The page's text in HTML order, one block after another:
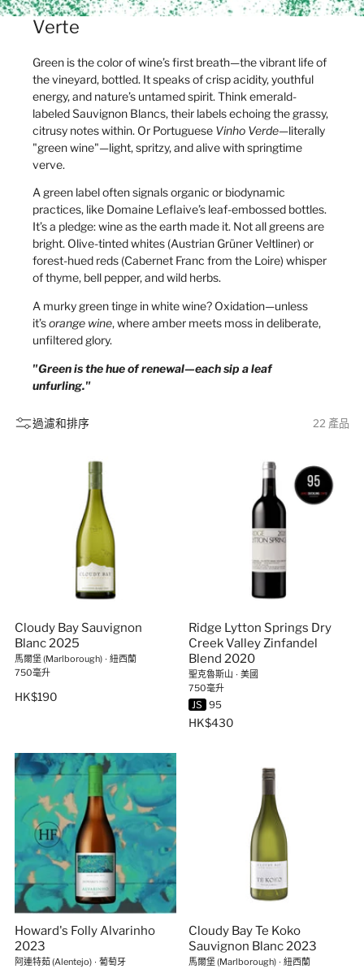
Verte
Green is the color of wine’s first breath—the vibrant life of
the vineyard, bottled. It speaks of crisp acidity, youthful
energy, and nature’s untamed spirit. Think emerald-
labeled Sauvignon Blancs, their labels echoing the grassy,
citrusy notes within. Or Portuguese Vinho Verde—literally
"green wine"—light, spritzy, and alive with springtime
verve.
A green label often signals organic or biodynamic
practices, like Domaine Leflaive’s leaf-embossed bottles.
It’s a pledge: wine as the earth made it. Not all greens are
bright. Olive-tinted whites (Austrian Grüner Veltliner) or
forest-hued reds (Cabernet Franc from the Loire) whisper
of thyme, bell pepper, and wild herbs.
A murky green tinge in white wine? Oxidation—unless
it’sorange wine, where amber meets moss in deliberate,
unfiltered glory.
"Green is the hue of renewal—each sip a leaf
unfurling."
過濾和排序 22 產品
Cloudy Bay Sauvignon
Blanc 2025
馬爾堡 (Marlborough) ∙ 紐西蘭
750毫升
HK$190
Ridge Lytton Springs Dry
Creek Valley Zinfandel
Blend 2020
聖克魯斯山 ∙ 美國
750毫升
JS 95
HK$430
Howard's Folly Alvarinho
2023
阿連特茹 (Alentejo) ∙ 葡萄牙
Cloudy Bay Te Koko
Sauvignon Blanc 2023
馬爾堡 (Marlborough) ∙ 紐西蘭